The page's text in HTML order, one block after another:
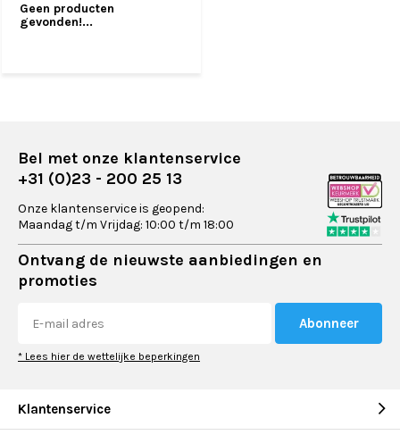
Geen producten
gevonden!...
Bel met onze klantenservice
+31 (0)23 - 200 25 13
Onze klantenservice is geopend:
Maandag t/m Vrijdag: 10:00 t/m 18:00
Ontvang de nieuwste aanbiedingen en
promoties
Abonneer
* Lees hier de wettelijke beperkingen
Klantenservice